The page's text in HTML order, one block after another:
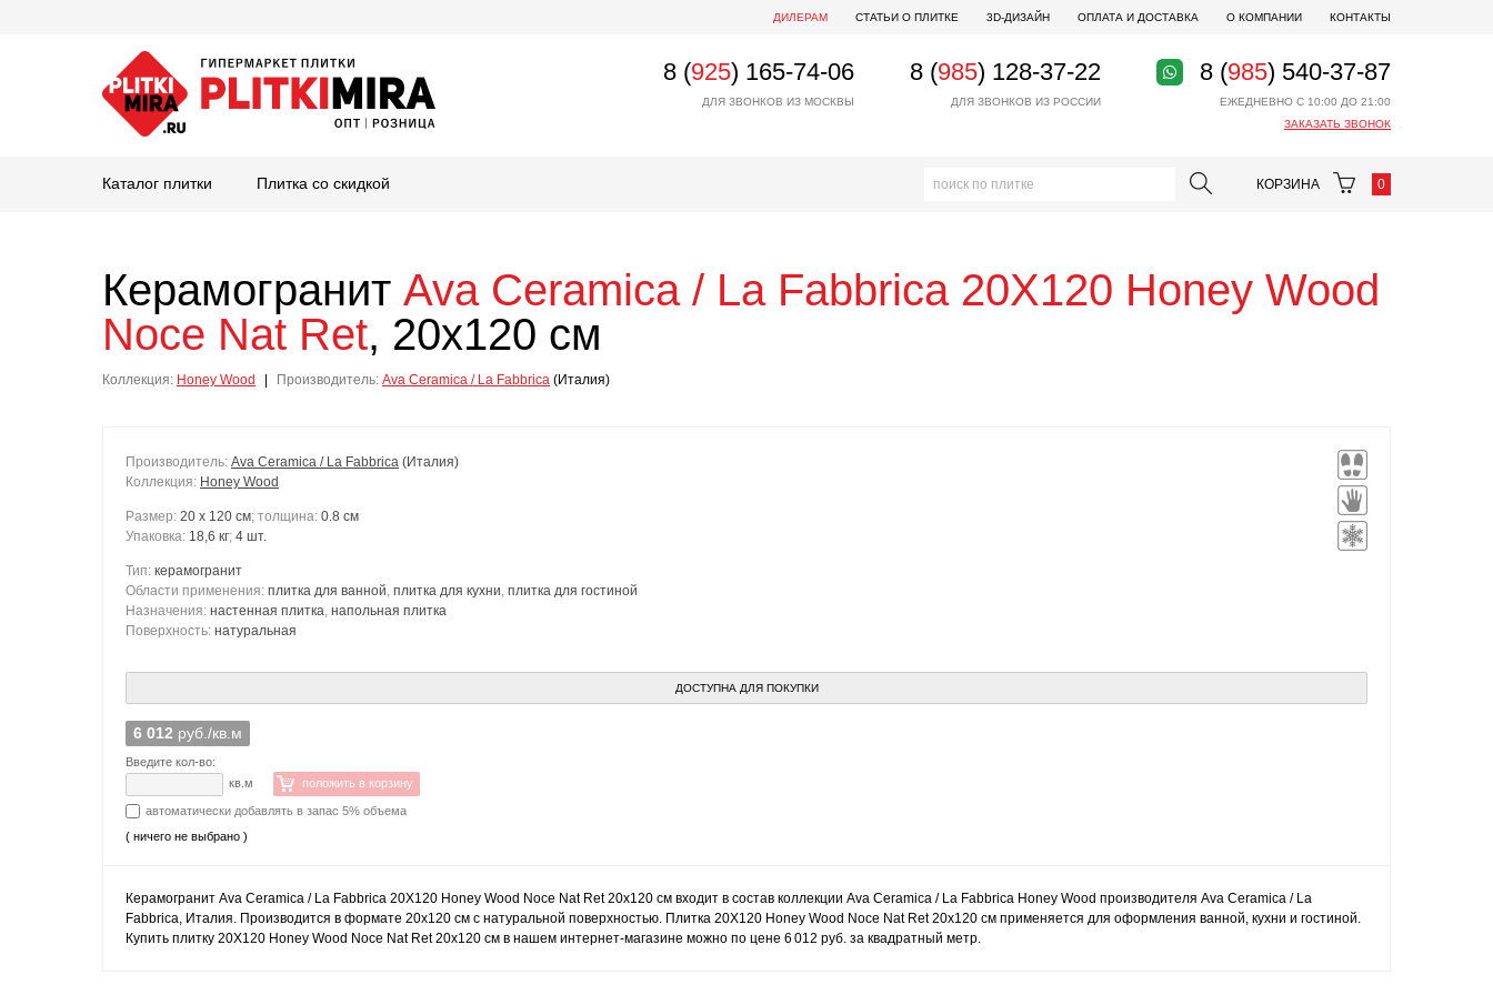
ДИЛЕРАМ СТАТЬИ О ПЛИТКЕ 3D-ДИЗАЙН ОПЛАТА И ДОСТАВКА О КОМПАНИИ КОНТАКТЫ
8 (925) 165-74-06
ДЛЯ ЗВОНКОВ ИЗ МОСКВЫ
8 (985) 128-37-22
ДЛЯ ЗВОНКОВ ИЗ РОССИИ
8 (985) 540-37-87
ЕЖЕДНЕВНО С 10:00 ДО 21:00
ЗАКАЗАТЬ ЗВОНОК
Каталог плитки Плитка со скидкой КОРЗИНА 0
Керамогранит Ava Ceramica / La Fabbrica 20X120 Honey Wood
Noce Nat Ret, 20x120 см
Коллекция: Honey Wood Производитель: Ava Ceramica / La Fabbrica (Италия)
Производитель: Ava Ceramica / La Fabbrica (Италия)
Коллекция: Honey Wood
Размер: 20 x 120 см; толщина: 0.8 см
Упаковка: 18,6 кг; 4 шт.
Тип: керамогранит
Области применения: плитка для ванной, плитка для кухни, плитка для гостиной
Назначения: настенная плитка, напольная плитка
Поверхность: натуральная
ДОСТУПНА ДЛЯ ПОКУПКИ
6 012 руб./кв.м
Введите кол-во:
кв.м
положить в корзину
автоматически добавлять в запас 5% объема
( ничего не выбрано )
Керамогранит Ava Ceramica / La Fabbrica 20X120 Honey Wood Noce Nat Ret 20x120 см входит в состав коллекции Ava Ceramica / La Fabbrica Honey Wood производителя Ava Ceramica / La
Fabbrica, Италия. Производится в формате 20x120 см с натуральной поверхностью. Плитка 20X120 Honey Wood Noce Nat Ret 20x120 см применяется для оформления ванной, кухни и гостиной.
Купить плитку 20X120 Honey Wood Noce Nat Ret 20x120 см в нашем интернет-магазине можно по цене 6 012 руб. за квадратный метр.